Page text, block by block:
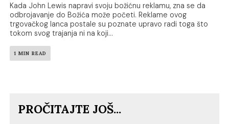
Kada John Lewis napravi svoju božićnu reklamu, zna se da
odbrojavanje do Božića može početi. Reklame ovog
trgovačkog lanca postale su poznate upravo radi toga što
tokom svog trajanja ni na koji...
1 MIN READ
PROČITAJTE JOŠ...